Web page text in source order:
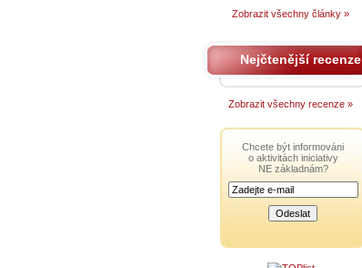
Zobrazit všechny články »
Nejčtenější recenze
Zobrazit všechny recenze »
Chcete být informováni
o aktivitách iniciativy
NE základnám?